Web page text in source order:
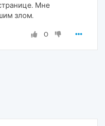
Мне
злом.
0